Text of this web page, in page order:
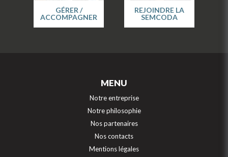
GÉRER /
ACCOMPAGNER
REJOINDRE LA
SEMCODA
MENU
Notre entreprise
Notre philosophie
Nos partenaires
Nos contacts
Mentions légales